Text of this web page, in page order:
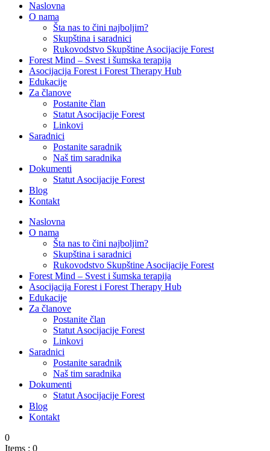
Naslovna
O nama
Šta nas to čini najboljim?
Skupština i saradnici
Rukovodstvo Skupštine Asocijacije Forest
Forest Mind – Svest i šumska terapija
Asocijacija Forest i Forest Therapy Hub
Edukacije
Za članove
Postanite član
Statut Asocijacije Forest
Linkovi
Saradnici
Postanite saradnik
Naš tim saradnika
Dokumenti
Statut Asocijacije Forest
Blog
Kontakt
Naslovna
O nama
Šta nas to čini najboljim?
Skupština i saradnici
Rukovodstvo Skupštine Asocijacije Forest
Forest Mind – Svest i šumska terapija
Asocijacija Forest i Forest Therapy Hub
Edukacije
Za članove
Postanite član
Statut Asocijacije Forest
Linkovi
Saradnici
Postanite saradnik
Naš tim saradnika
Dokumenti
Statut Asocijacije Forest
Blog
Kontakt
0
Items : 0